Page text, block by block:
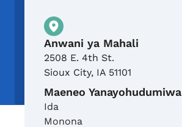
Mahali pa Kimwili
Anwani ya Mahali
2508 E. 4th St.
Sioux City, IA 51101
Maeneo Yanayohudumiwa
Ida
Monona